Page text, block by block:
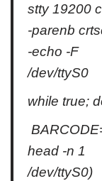
stty 19200
-parenb
-echo -F
/dev/ttyS0
while true;
head -n 1
/dev/ttyS0)